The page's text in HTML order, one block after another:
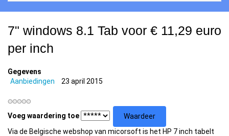
7" windows 8.1 Tab voor € 11,29 euro
per inch
Gegevens
Aanbiedingen
23 april 2015
Voeg waardering toe
Via de Belgische webshop van micorsoft is het HP 7 inch tabelt